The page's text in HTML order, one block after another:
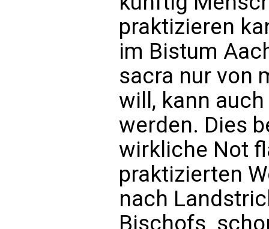
praktizieren
im Bistum
sacra nur von
will, kann
werden. Dies
wirkliche Not
praktizierten
nach
Bischofs 